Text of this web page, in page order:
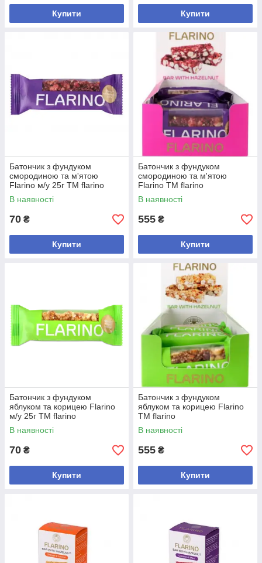
Купити Купити
Батончик з фундуком
смородиною та м'ятою
Flarino м/у 25г ТМ flarino
В наявності
70 ₴
Купити
Батончик з фундуком
смородиною та м'ятою
Flarino ТМ flarino
В наявності
555 ₴
Купити
Батончик з фундуком
яблуком та корицею Flarino
м/у 25г ТМ flarino
В наявності
70 ₴
Купити
Батончик з фундуком
яблуком та корицею Flarino
ТМ flarino
В наявності
555 ₴
Купити